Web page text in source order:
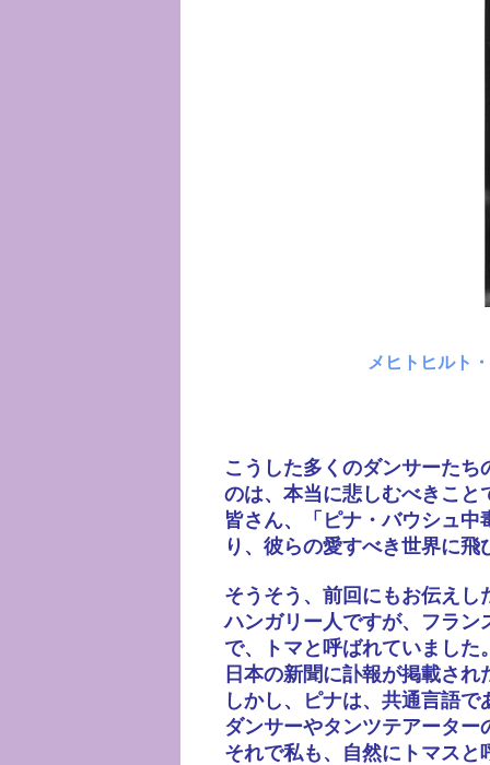
メヒトヒルト
こうした多くのダンサーた
のは、本当に悲しむべきこと
皆さん、「ピナ・バウシュ
り、彼らの愛すべき世界に
そうそう、前回にもお伝えし
ハンガリー人ですが、フラン
で、トマと呼ばれていました
日本の新聞に訃報が掲載さ
しかし、ピナは、共通言語
ダンサーやタンツテアータ
それで私も、自然にトマス